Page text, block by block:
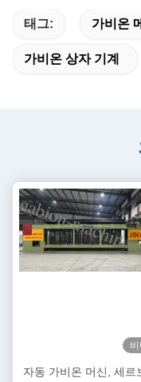
태그: 가비온
가비온 상자 기계
자동 가비온 머신, 세르